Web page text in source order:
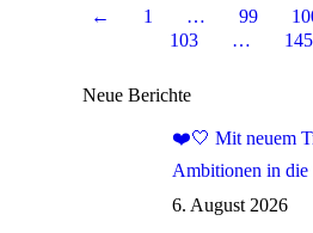
← 1 … 99
103
… 145
Neue Berichte
❤️🤍 Mit neuem
Ambitionen in die
6. August 2026